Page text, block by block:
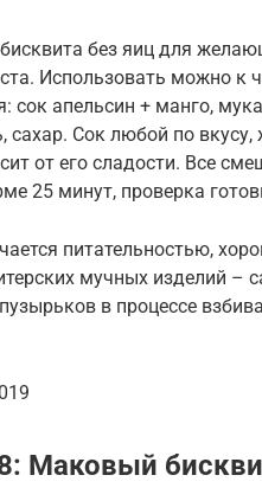
без яиц для
Использовать можно к
сок апельсин + манго,
сахар. Сок любой по
от его сладости. Все
25 минут, проверка
питательностью,
мучных изделий –
в процессе
Маковый